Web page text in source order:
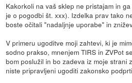
Kakorkoli na vaš sklep ne pristajam in
je o pogodbi št. xxx). Izdelka prav tako
boste očitali "nadaljnje uporabe" in
V primeru ugoditve moji zahtevi, ki je
sodno prakso, mnenjem TIRS in ZVPot
bom poslužil in bo zadeva iz moje strani
niste pripravljeni ugoditi zakonsko